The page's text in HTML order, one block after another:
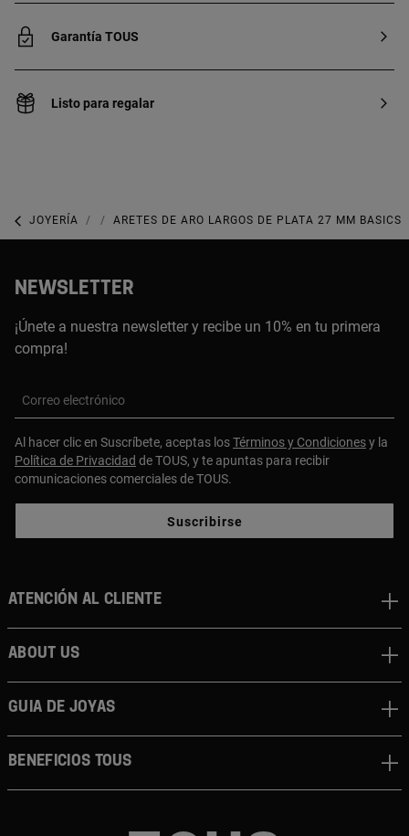
Garantía TOUS
Listo para regalar
JOYERÍA JOYAS DE PLATA 925
ARETES DE ARO LARGOS DE PLATA 27 MM BASICS
NEWSLETTER
¡Únete a nuestra newsletter y recibe un 10% en tu primera
compra!
Correo electrónico
Al hacer clic en Suscríbete, aceptas losTérminos y Condicionesy la
Política de Privacidad de TOUS, y te apuntas para recibir
comunicaciones comerciales de TOUS.
Suscribirse
Atención al cliente
About us
Guia de joyas
Beneficios TOUS